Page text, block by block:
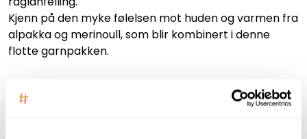
Kjenn på den myke følelsen mot huden og varmen fra
alpakka og merinoull, som blir kombinert i denne
flotte garnpakken.
med Øyunn Krogh.